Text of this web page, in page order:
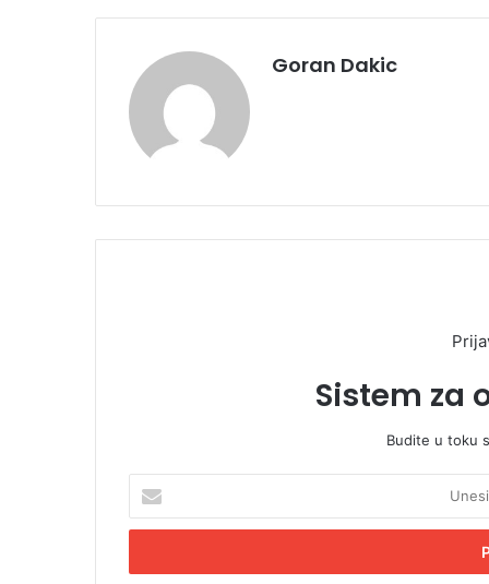
Goran Dakic
Sistem za
Budite u toku
e
i